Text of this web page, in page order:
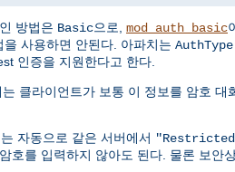
방법은 Basic으로, mod_auth_basic
사용하면 안된다. 아파치는
인증을 지원한다고 한다.
클라이언트가 보통 이 정보를 암호 대
자동으로 같은 서버에서
를 입력하지 않아도 된다. 물론 보안